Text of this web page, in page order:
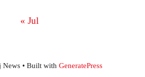
« Jul
News• Built with GeneratePress